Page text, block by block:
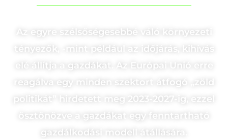
Az egyre szélsőségesebbé váló környezeti
tényezők, -mint például az időjárás, kihívás
elé állítja a gazdákat. Az Európai Unió erre
reagálva egy minden szektort átfogó „zöld
politikát” hirdetett meg 2023-2027-ig, ezzel
ösztönözve a gazdákat egy fenntartható
gazdálkodási modell átállására.